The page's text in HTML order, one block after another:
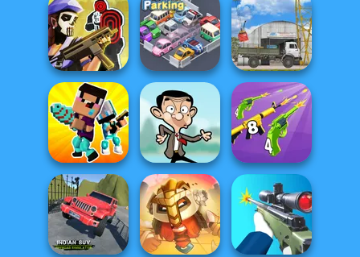
Deadshot.io
Last Day On Earth
Survival
Ghoulish To
Gorgeous Cool
Zomb...
The Cargo
Pocket Parking
Tom Clancy's
Shootout
Merge 2048 Gun
Rush
Mr Bean Jump
Noob vs Pro
Challenge